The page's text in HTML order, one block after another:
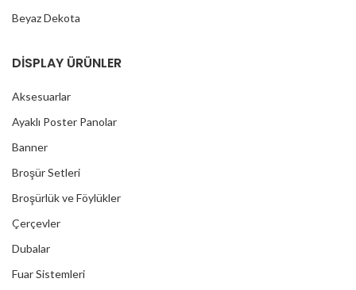
Beyaz Dekota
DİSPLAY ÜRÜNLER
Aksesuarlar
Ayaklı Poster Panolar
Banner
Broşür Setleri
Broşürlük ve Föylükler
Çerçevler
Dubalar
Fuar Sistemleri